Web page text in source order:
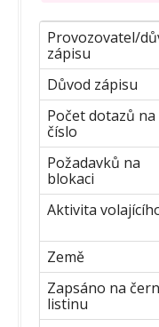
Provozovatel/
zápisu
Důvod zápisu
Počet dotazů na
číslo
Požadavků na
blokaci
Aktivita
Země
Zapsáno na
listinu